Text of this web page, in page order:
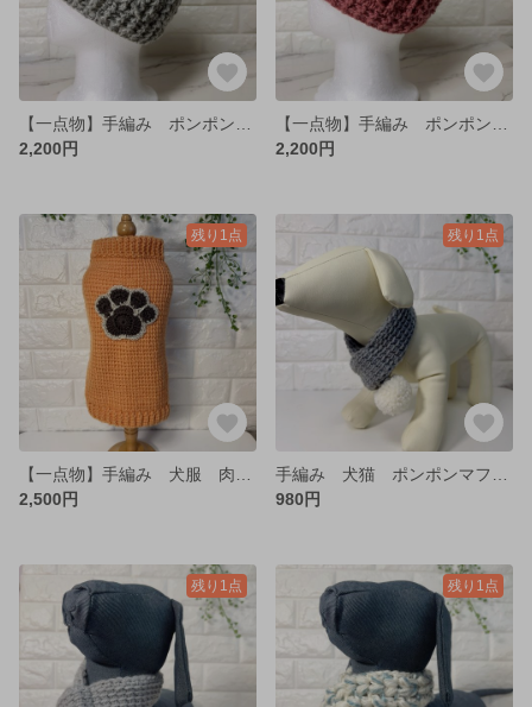
2,200円
2,200円
残り1点
2,500円
残り1点
980円
残り1点 残り1点